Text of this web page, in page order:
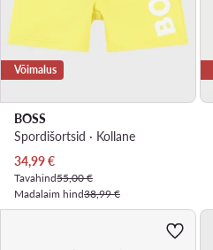
Võimalus
BOSS
Spordišortsid · Kollane
Praegune hind
34,99€
Tavahind55,00 €
Madalaim hind38,99 €